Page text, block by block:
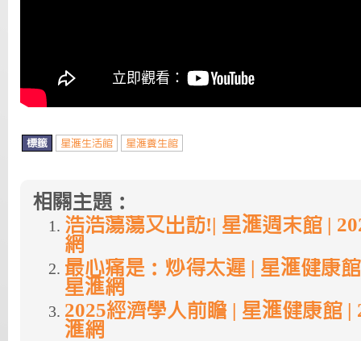
標籤 星滙生活館 星滙養生館
相關主題：
浩浩蕩蕩又出訪!| 星滙週末館 |
網
最心痛是：炒得太遲 | 星滙健康館
星滙網
2025經濟學人前瞻 | 星滙健康館 |
滙網